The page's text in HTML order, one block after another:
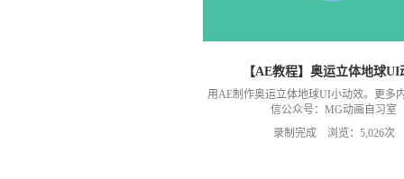
【AE教程】奥运立体地球UI
用AE制作奥运立体地球UI小动效。更多
信公众号：MG动画自习室
录制完成 浏览：5,026次